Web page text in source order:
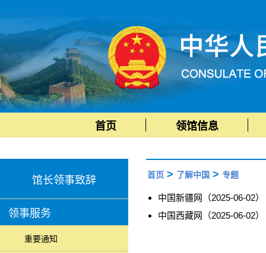
首页 领馆信息
馆长领事致辞
领事服务
重要通知
首页 > 了解中国 > 专题
中国新疆网（2025-06-02）
中国西藏网（2025-06-02）